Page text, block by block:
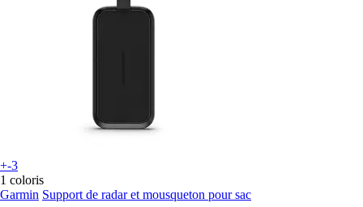
+-3
1 coloris
Garmin Support de radar et mousqueton pour sac